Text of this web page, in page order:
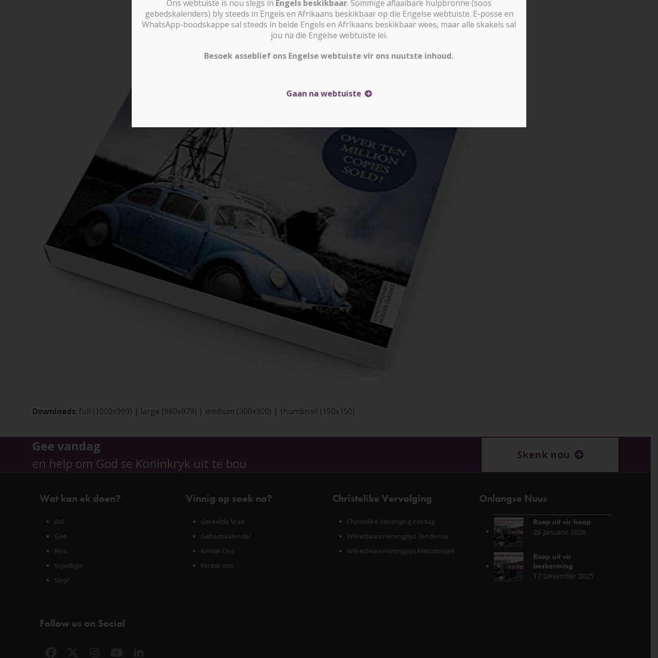
Downloads: full (1000x999) | large (980x979) | medium (300x300) | thumbnail (150x150)
Gee vandag
en help om God se Koninkryk uit te bou
Skenk nou
Wat kan ek doen?
Bid
Gee
Reis
Vrywilliger
Skryf
Follow us on Social
Vinnig op soek na?
Gereelde Vrae
Gebedskalender
Kontak Ons
Kontak ons
Christelike Vervolging
Christelike Vervolging Vandag
Wêreldwaarnemingslys Tendense
Wêreldwaarnemingslys Metodologie
Onlangse Nuus
Roep uit vir hoop
26 Januarie 2026
Roep uit vir
beskerming
17 Desember 2025
Ons webtuiste is nou slegs in Engels beskikbaar. Sommige aflaaibare hulpbronne (soos
gebedskalenders) bly steeds in Engels en Afrikaans beskikbaar op die Engelse webtuiste. E-posse en
WhatsApp-boodskappe sal steeds in beide Engels en Afrikaans beskikbaar wees, maar alle skakels sal
jou na die Engelse webtuiste lei.
Besoek asseblief ons Engelse webtuiste vir ons nuutste inhoud.
Gaan na webtuiste